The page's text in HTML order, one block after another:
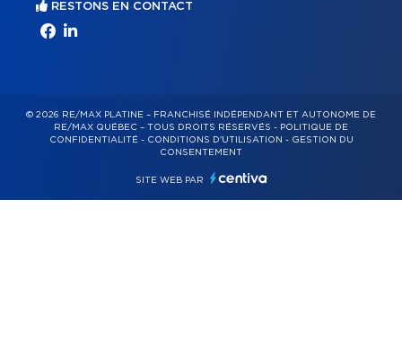
RESTONS EN CONTACT
© 2026 RE/MAX PLATINE – FRANCHISÉ INDÉPENDANT ET AUTONOME DE
RE/MAX QUÉBEC – TOUS DROITS RÉSERVÉS - POLITIQUE DE
CONFIDENTIALITÉ- CONDITIONS D'UTILISATION - GESTION DU
CONSENTEMENT
SITE WEB PAR